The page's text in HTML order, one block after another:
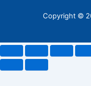
Copyright ©